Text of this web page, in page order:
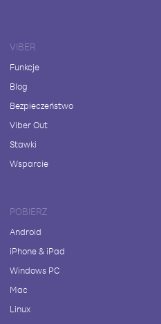
VIBER
Funkcje
Blog
Bezpieczeństwo
Viber Out
Stawki
Wsparcie
POBIERZ
Android
iPhone & iPad
Windows PC
Mac
Linux